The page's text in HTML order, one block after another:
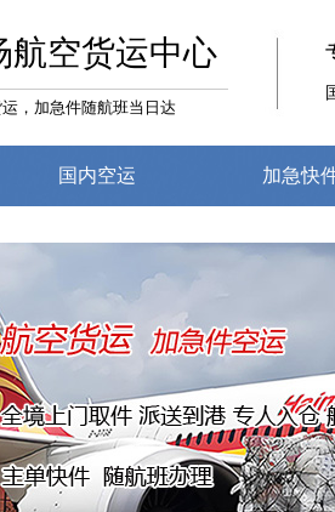
航空货运中心
，加急件随航班当日达
国内空运 加急快